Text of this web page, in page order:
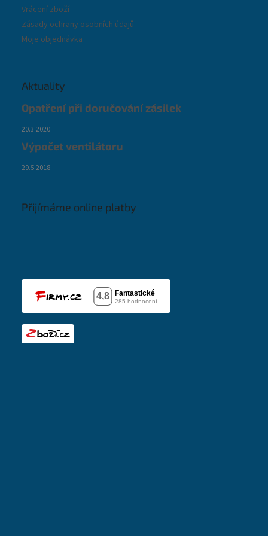
Vrácení zboží
Zásady ochrany osobních údajů
Moje objednávka
Aktuality
Opatření při doručování zásilek
20.3.2020
Výpočet ventilátoru
29.5.2018
Přijímáme online platby